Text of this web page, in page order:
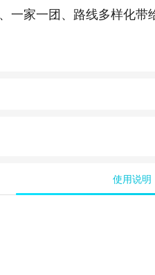
一家一团、路线多样化带
使用说明